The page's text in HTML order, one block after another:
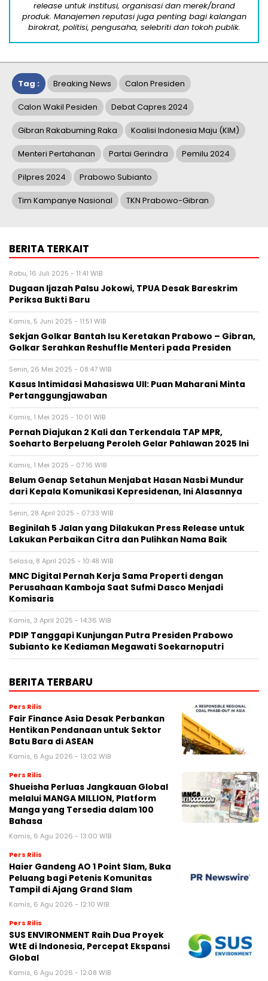
release untuk institusi, organisasi dan merek/brand
produk. Manajemen reputasi juga penting bagi kalangan
birokrat, politisi, pengusaha, selebriti dan tokoh publik.
Tag : Breaking News Calon Presiden
Calon Wakil Pesiden Debat Capres 2024
Gibran Rakabuming Raka Koalisi Indonesia Maju (KIM)
Menteri Pertahanan Partai Gerindra Pemilu 2024
Pilpres 2024 Prabowo Subianto
Tim Kampanye Nasional TKN Prabowo-Gibran
BERITA TERKAIT
Rabu, 16 Juli 2025 - 11:41 WIB
Dugaan Ijazah Palsu Jokowi, TPUA Desak Bareskrim
Periksa Bukti Baru
Kamis, 5 Juni 2025 - 11:51 WIB
Sekjan Golkar Bantah Isu Keretakan Prabowo – Gibran,
Golkar Serahkan Reshuffle Menteri pada Presiden
Senin, 26 Mei 2025 - 08:47 WIB
Kasus Intimidasi Mahasiswa UII: Puan Maharani Minta
Pertanggungjawaban
Kamis, 1 Mei 2025 - 10:01 WIB
Pernah Diajukan 2 Kali dan Terkendala TAP MPR,
Soeharto Berpeluang Peroleh Gelar Pahlawan 2025 Ini
Kamis, 1 Mei 2025 - 07:16 WIB
Belum Genap Setahun Menjabat Hasan Nasbi Mundur
dari Kepala Komunikasi Kepresidenan, Ini Alasannya
Senin, 28 April 2025 - 07:33 WIB
Beginilah 5 Jalan yang Dilakukan Press Release untuk
Lakukan Perbaikan Citra dan Pulihkan Nama Baik
Selasa, 8 April 2025 - 10:48 WIB
MNC Digital Pernah Kerja Sama Properti dengan
Perusahaan Kamboja Saat Sufmi Dasco Menjadi
Komisaris
Kamis, 3 April 2025 - 14:36 WIB
PDIP Tanggapi Kunjungan Putra Presiden Prabowo
Subianto ke Kediaman Megawati Soekarnoputri
BERITA TERBARU
Pers Rilis
Fair Finance Asia Desak Perbankan
Hentikan Pendanaan untuk Sektor
Batu Bara di ASEAN
Kamis, 6 Agu 2026 - 13:02 WIB
Pers Rilis
Shueisha Perluas Jangkauan Global
melalui MANGA MILLION, Platform
Manga yang Tersedia dalam 100
Bahasa
Kamis, 6 Agu 2026 - 13:00 WIB
Pers Rilis
Haier Gandeng AO 1 Point Slam, Buka
Peluang bagi Petenis Komunitas
Tampil di Ajang Grand Slam
Kamis, 6 Agu 2026 - 12:10 WIB
Pers Rilis
SUS ENVIRONMENT Raih Dua Proyek
WtE di Indonesia, Percepat Ekspansi
Global
Kamis, 6 Agu 2026 - 12:08 WIB